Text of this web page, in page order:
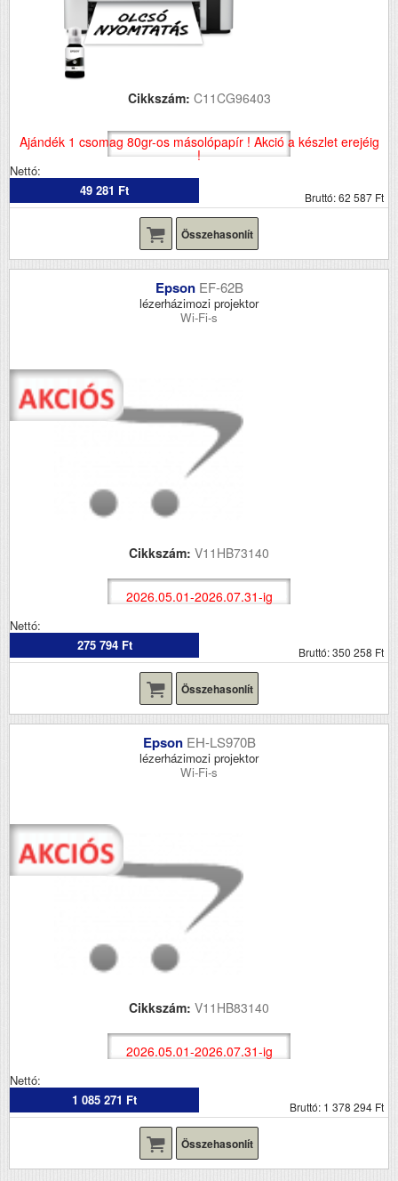
Cikkszám: C11CG96403
Ajándék 1 csomag 80gr-os másolópapír ! Akció a készlet erejéig
!
Nettó:
49 281 Ft
Bruttó: 62 587 Ft
Összehasonlít
Epson EF-62B
lézerházimozi projektor
Wi-Fi-s
Cikkszám: V11HB73140
2026.05.01-2026.07.31-ig
Nettó:
275 794 Ft
Bruttó: 350 258 Ft
Összehasonlít
Epson EH-LS970B
lézerházimozi projektor
Wi-Fi-s
Cikkszám: V11HB83140
2026.05.01-2026.07.31-ig
Nettó:
1 085 271 Ft
Bruttó: 1 378 294 Ft
Összehasonlít